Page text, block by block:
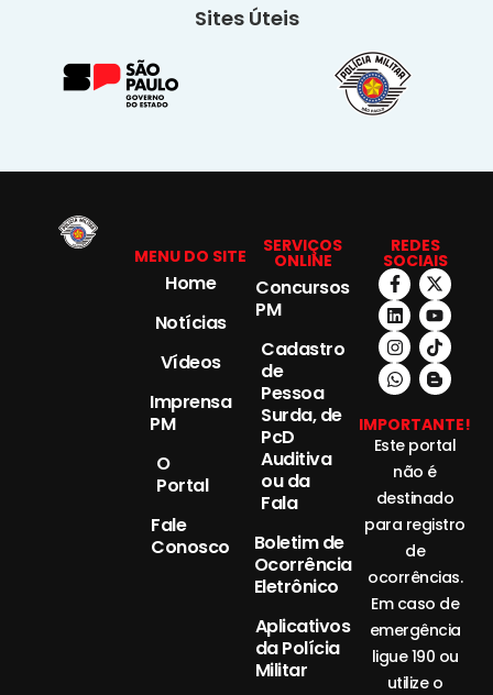
Sites Úteis
MENU DO SITE
Home
Notícias
Vídeos
Imprensa
PM
O
Portal
Fale
Conosco
SERVIÇOS
ONLINE
Concursos
PM
Cadastro
de
Pessoa
Surda, de
PcD
Auditiva
ou da
Fala
Boletim de
Ocorrência
Eletrônico
Aplicativos
da Polícia
Militar
REDES
SOCIAIS
IMPORTANTE!
Este portal
não é
destinado
para registro
de
ocorrências.
Em caso de
emergência
ligue 190 ou
utilize o